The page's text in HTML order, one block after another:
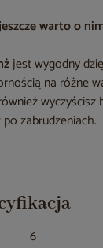
warto o
jest wygodny
na różne
zabrudzeniach.
6